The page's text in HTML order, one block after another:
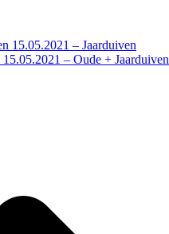
15.05.2021 – Jaarduiven
– Oude + Jaarduiven